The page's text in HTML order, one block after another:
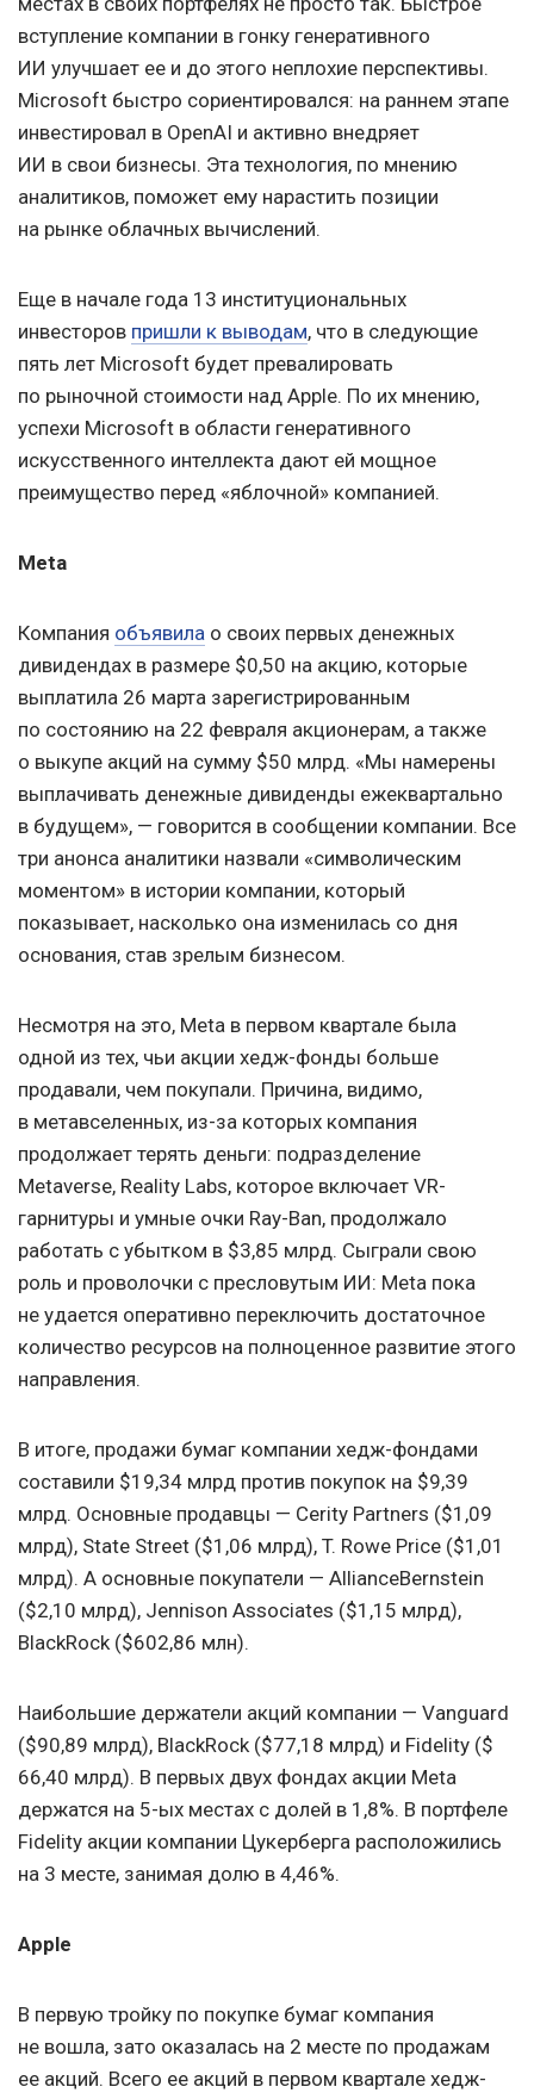
вступление компании в гонку генеративного
ИИ улучшает ее и до этого неплохие перспективы.
Microsoft быстро сориентировался: на раннем этапе
инвестировал в OpenAI и активно внедряет
ИИ в свои бизнесы. Эта технология, по мнению
аналитиков, поможет ему нарастить позиции
на рынке облачных вычислений.
Еще в начале года 13 институциональных
инвесторов пришли к выводам, что в следующие
пять лет Microsoft будет превалировать
по рыночной стоимости над Apple. По их мнению,
успехи Microsoft в области генеративного
искусственного интеллекта дают ей мощное
преимущество перед «яблочной» компанией.
Meta
Компания объявила о своих первых денежных
дивидендах в размере $0,50 на акцию, которые
выплатила 26 марта зарегистрированным
по состоянию на 22 февраля акционерам, а также
о выкупе акций на сумму $50 млрд. «Мы намерены
выплачивать денежные дивиденды ежеквартально
в будущем», — говорится в сообщении компании. Все
три анонса аналитики назвали «символическим
моментом» в истории компании, который
показывает, насколько она изменилась со дня
основания, став зрелым бизнесом.
Несмотря на это, Meta в первом квартале была
одной из тех, чьи акции хедж-фонды больше
продавали, чем покупали. Причина, видимо,
в метавселенных, из-за которых компания
продолжает терять деньги: подразделение
Metaverse, Reality Labs, которое включает VR-
гарнитуры и умные очки Ray-Ban, продолжало
работать с убытком в $3,85 млрд. Сыграли свою
роль и проволочки с пресловутым ИИ: Meta пока
не удается оперативно переключить достаточное
количество ресурсов на полноценное развитие этого
направления.
В итоге, продажи бумаг компании хедж-фондами
составили $19,34 млрд против покупок на $9,39
млрд. Основные продавцы — Cerity Partners ($1,09
млрд), State Street ($1,06 млрд), T. Rowe Price ($1,01
млрд). А основные покупатели — AllianceBernstein
($2,10 млрд), Jennison Associates ($1,15 млрд),
BlackRock ($602,86 млн).
Наибольшие держатели акций компании — Vanguard
($90,89 млрд), BlackRock ($77,18 млрд) и Fidelity ($
66,40 млрд). В первых двух фондах акции Meta
держатся на 5-ых местах с долей в 1,8%. В портфеле
Fidelity акции компании Цукерберга расположились
на 3 месте, занимая долю в 4,46%.
Apple
В первую тройку по покупке бумаг компания
не вошла, зато оказалась на 2 месте по продажам
ее акций. Всего ее акций в первом квартале хедж-